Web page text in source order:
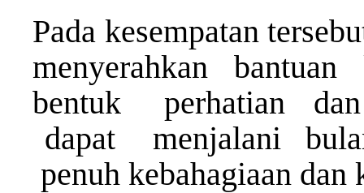
Pada kesempatan
menyerahkan
bentuk perhatian
dapat menjalani
penuh kebahagiaan dan